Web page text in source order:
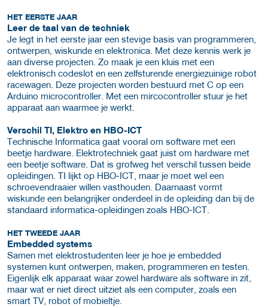
HET EERSTE JAAR
Leer de taal van de techniek
Je legt in het eerste jaar een stevige basis van programmeren,
ontwerpen, wiskunde en elektronica. Met deze kennis werk je
aan diverse projecten. Zo maak je een kluis met een
elektronisch codeslot en een zelfsturende energiezuinige robot
racewagen. Deze projecten worden bestuurd met C op een
Arduino microcontroller. Met een mircocontroller stuur je het
apparaat aan waarmee je werkt.
Verschil TI, Elektro en HBO-ICT
Technische Informatica gaat vooral om software met een
beetje hardware. Elektrotechniek gaat juist om hardware met
een beetje software. Dat is grofweg het verschil tussen beide
opleidingen. TI lijkt op HBO-ICT, maar je moet wel een
schroevendraaier willen vasthouden. Daarnaast vormt
wiskunde een belangrijker onderdeel in de opleiding dan bij de
standaard informatica-opleidingen zoals HBO-ICT.
HET TWEEDE JAAR
Embedded systems
Samen met elektrostudenten leer je hoe je embedded
systemen kunt ontwerpen, maken, programmeren en testen.
Eigenlijk elk apparaat waar zowel hardware als software in zit,
maar wat er niet direct uitziet als een computer, zoals een
smart TV, robot of mobieltje.